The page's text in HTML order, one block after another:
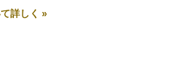
詳しく »